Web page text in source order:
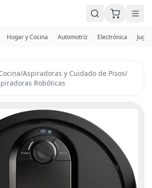
Hogar y Cocina Automotriz Electrónica
/Aspiradoras y Cuidado de Pisos/
Robóticas